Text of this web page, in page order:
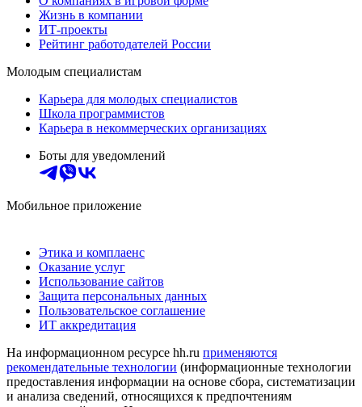
Жизнь в компании
ИТ-проекты
Рейтинг работодателей России
Молодым специалистам
Карьера для молодых специалистов
Школа программистов
Карьера в некоммерческих организациях
Боты для уведомлений
Мобильное приложение
Этика и комплаенс
Оказание услуг
Использование сайтов
Защита персональных данных
Пользовательское соглашение
ИТ аккредитация
На информационном ресурсе hh.ru применяются
рекомендательные технологии (информационные технологии
предоставления информации на основе сбора, систематизации
и анализа сведений, относящихся к предпочтениям